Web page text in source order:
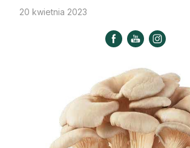
Strefa eksperta
Leśnik na zakupach
Z zagranicy
Edukacja
20 kwietnia 2023